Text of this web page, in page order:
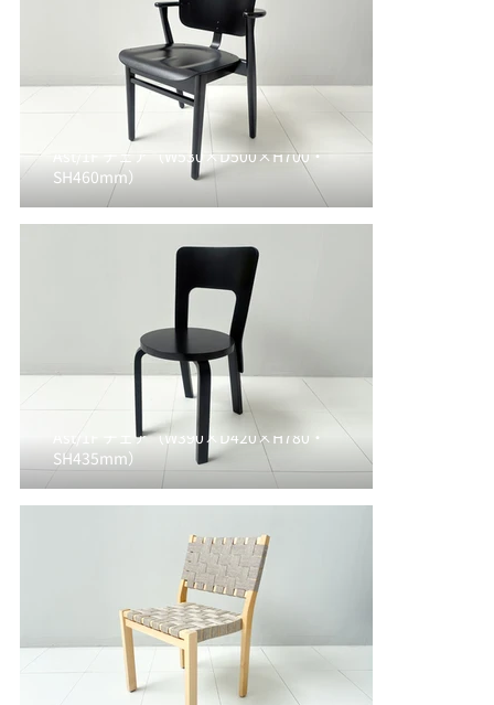
Ast/1F チェア（W530×D500×H700・
SH460mm）
Ast/1F チェア（W390×D420×H780・
SH435mm）